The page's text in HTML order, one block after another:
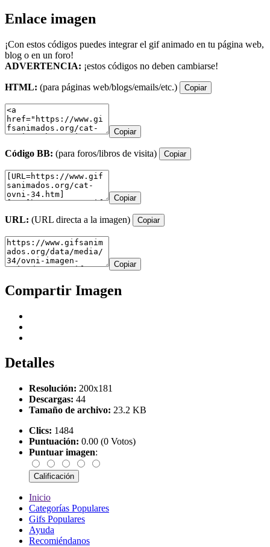
Enlace imagen
¡Con estos códigos puedes integrar el gif animado en tu página web,
blog o en un foro!
ADVERTENCIA: ¡estos códigos no deben cambiarse!
HTML: (para páginas web/blogs/emails/etc.) Copiar
Copiar
Código BB: (para foros/libros de visita) Copiar
Copiar
URL: (URL directa a la imagen) Copiar
Copiar
Compartir Imagen
Detalles
Resolución: 200x181
Descargas: 44
Tamaño de archivo: 23.2 KB
Clics: 1484
Puntuación: 0.00 (0 Votos)
Puntuar imagen:
Inicio
Categorías Populares
Gifs Populares
Ayuda
Recomiéndanos